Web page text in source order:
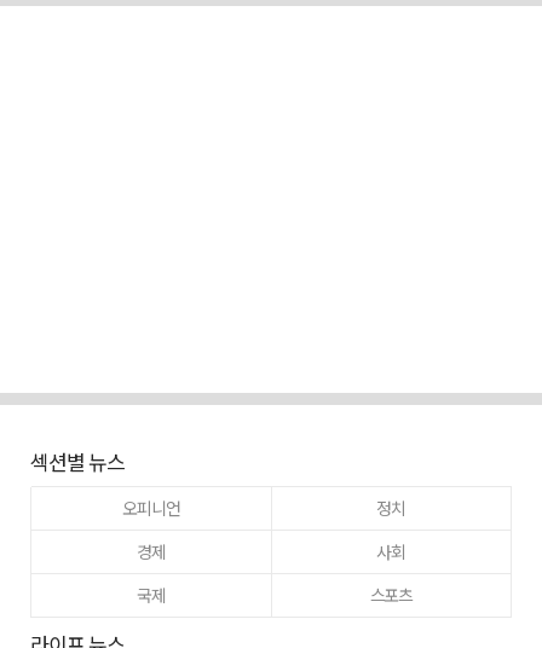
섹션별 뉴스
오피니언
정치
경제
사회
국제
스포츠